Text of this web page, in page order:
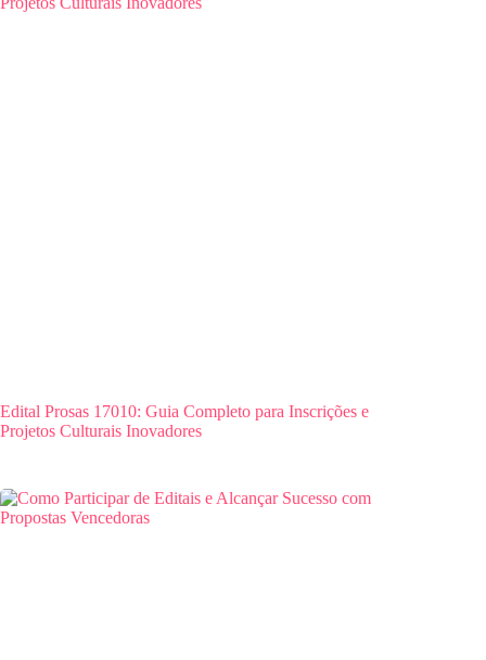
Edital Prosas 17010: Guia Completo para Inscrições e
Projetos Culturais Inovadores